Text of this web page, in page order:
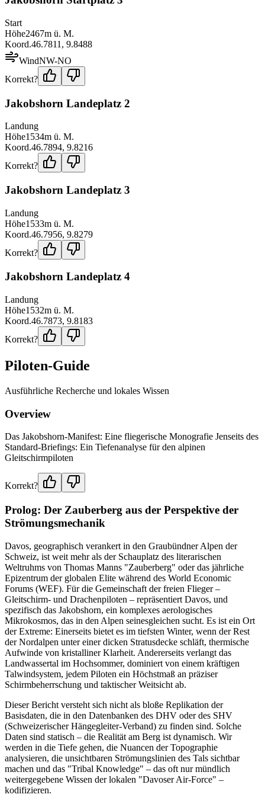
Start
Höhe2467m ü. M.
Koord.46.7811 , 9.8488
WindNW-NO
Korrekt?
Jakobshorn Landeplatz 2
Landung
Höhe1534m ü. M.
Koord.46.7894, 9.8216
Korrekt?
Jakobshorn Landeplatz 3
Landung
Höhe1533m ü. M.
Koord.46.7956, 9.8279
Korrekt?
Jakobshorn Landeplatz 4
Landung
Höhe1532m ü. M.
Koord.46.7873, 9.8183
Korrekt?
Piloten-Guide
Ausführliche Recherche und lokales Wissen
Overview
Das Jakobshorn-Manifest: Eine fliegerische Monografie Jenseits des
Standard-Briefings: Ein Tiefenanalyse für den alpinen
Gleitschirmpiloten
Korrekt?
Prolog: Der Zauberberg aus der Perspektive der
Strömungsmechanik
Davos, geographisch verankert in den Graubündner Alpen der
Schweiz, ist weit mehr als der Schauplatz des literarischen
Weltruhms von Thomas Manns "Zauberberg" oder das jährliche
Epizentrum der globalen Elite während des World Economic
Forums (WEF). Für die Gemeinschaft der freien Flieger –
Gleitschirm- und Drachenpiloten – repräsentiert Davos, und
spezifisch das Jakobshorn, ein komplexes aerologisches
Mikrokosmos, das in den Alpen seinesgleichen sucht. Es ist ein Ort
der Extreme: Einerseits bietet es im tiefsten Winter, wenn der Rest
der Nordalpen unter einer dicken Stratusdecke schläft, thermische
Aufwinde von kristalliner Klarheit. Andererseits verlangt das
Landwassertal im Hochsommer, dominiert von einem kräftigen
Talwindsystem, jedem Piloten ein Höchstmaß an präziser
Schirmbeherrschung und taktischer Weitsicht ab.
Dieser Bericht versteht sich nicht als bloße Replikation der
Basisdaten, die in den Datenbanken des DHV oder des SHV
(Schweizerischer Hängegleiter-Verband) zu finden sind. Solche
Daten sind statisch – die Realität am Berg ist dynamisch. Wir
werden in die Tiefe gehen, die Nuancen der Topographie
analysieren, die unsichtbaren Strömungslinien des Tals sichtbar
machen und das "Tribal Knowledge" – das oft nur mündlich
weitergegebene Wissen der lokalen "Davoser Air-Force" –
kodifizieren.